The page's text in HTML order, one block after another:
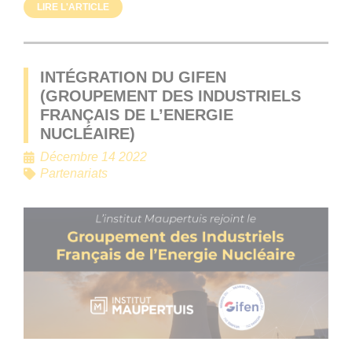
LIRE L'ARTICLE
INTÉGRATION DU GIFEN
(GROUPEMENT DES INDUSTRIELS
FRANÇAIS DE L’ENERGIE
NUCLÉAIRE)
Décembre 14 2022
Partenariats